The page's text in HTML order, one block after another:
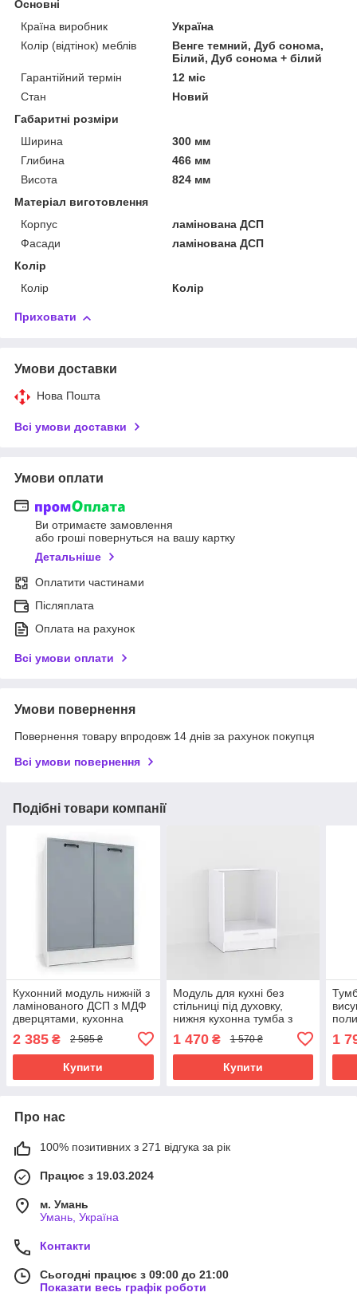
Основні
Країна виробник
Україна
Колір (відтінок) меблів
Венге темний, Дуб сонома,
Білий, Дуб сонома + білий
Гарантійний термін
12 міс
Стан
Новий
Габаритні розміри
Ширина
300 мм
Глибина
466 мм
Висота
824 мм
Матеріал виготовлення
Корпус
ламінована ДСП
Фасади
ламінована ДСП
Колір
Колір
Колір
Приховати
Умови доставки
Нова Пошта
Всі умови доставки
Умови оплати
Ви отримаєте замовлення
або гроші повернуться на вашу картку
Детальніше
Оплатити частинами
Післяплата
Оплата на рахунок
Всі умови оплати
Умови повернення
Повернення товару впродовж 14 днів за рахунок покупця
Всі умови повернення
Подібні товари компанії
Кухонний модуль нижній з
ламінованого ДСП з МДФ
дверцятами, кухонна
стільниці
2 385 ₴ 2 585 ₴
Купити
Модуль для кухні без
стільниці під духовку,
нижня кухонна тумба з
ламінованого ДСП
1 470₴ 1 570 ₴
Купити
ДСП
1
Про нас
100% позитивних з 271 відгука за рік
Працює з 19.03.2024
м. Умань
Умань, Україна
Контакти
Сьогодні працює з 09:00 до 21:00
Показати весь графік роботи